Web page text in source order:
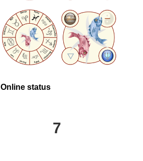
Online status
7